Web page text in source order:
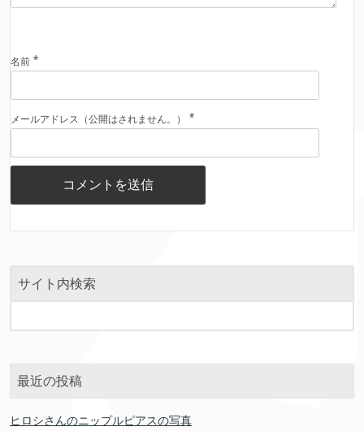
名前 *
メールアドレス（公開はされません。） *
サイト内検索
最近の投稿
ヒロシさんのニップルピアスの写真